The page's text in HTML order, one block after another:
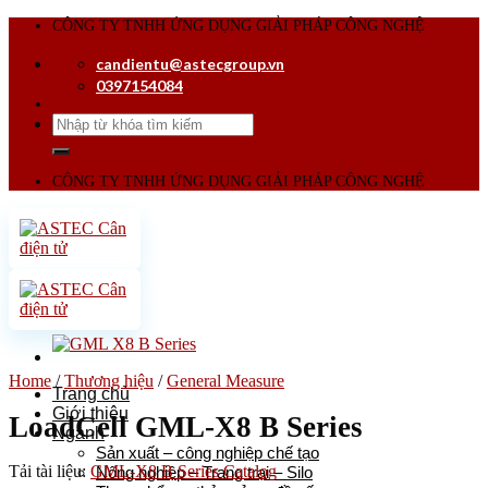
Skip
content
CÔNG TY TNHH ỨNG DỤNG GIẢI PHÁP CÔNG NGHỆ
candientu@astecgroup.vn
0397154084
Search
for:
CÔNG TY TNHH ỨNG DỤNG GIẢI PHÁP CÔNG NGHỆ
Trang chủ
Giới thiệu
Ngành
Sản xuất – công nghiệp chế tạo
Nông nghiệp – Trang trại – Silo
Home / Thương hiệu / General Measure
LoadCell GML-X8 B Series
Tải tài liệu: GML-X8 B Series Catalog